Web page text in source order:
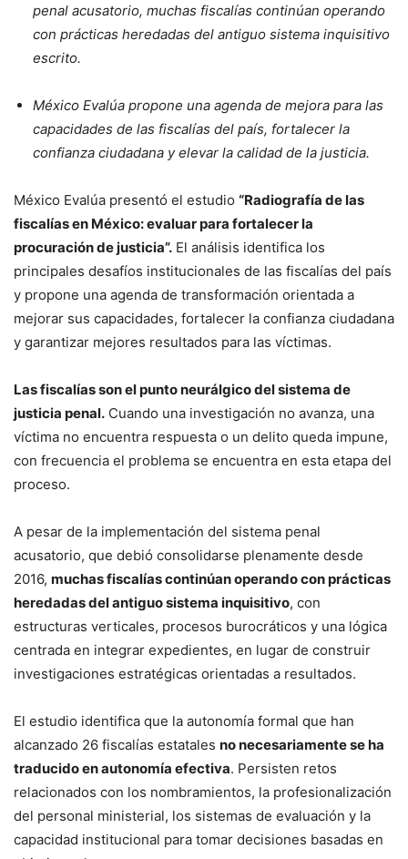
penal acusatorio, muchas fiscalías continúan operando
con prácticas heredadas del antiguo sistema inquisitivo
escrito.
México Evalúa propone una agenda de mejora para las
capacidades de las fiscalías del país, fortalecer la
confianza ciudadana y elevar la calidad de la justicia.
México Evalúa presentó el estudio “Radiografía de las
fiscalías en México: evaluar para fortalecer la
procuración de justicia”. El análisis identifica los
principales desafíos institucionales de las fiscalías del país
y propone una agenda de transformación orientada a
mejorar sus capacidades, fortalecer la confianza ciudadana
y garantizar mejores resultados para las víctimas.
Las fiscalías son el punto neurálgico del sistema de
justicia penal. Cuando una investigación no avanza, una
víctima no encuentra respuesta o un delito queda impune,
con frecuencia el problema se encuentra en esta etapa del
proceso.
A pesar de la implementación del sistema penal
acusatorio, que debió consolidarse plenamente desde
2016, muchas fiscalías continúan operando con prácticas
heredadas del antiguo sistema inquisitivo, con
estructuras verticales, procesos burocráticos y una lógica
centrada en integrar expedientes, en lugar de construir
investigaciones estratégicas orientadas a resultados.
El estudio identifica que la autonomía formal que han
alcanzado 26 fiscalías estatales no necesariamente se ha
traducido en autonomía efectiva. Persisten retos
relacionados con los nombramientos, la profesionalización
del personal ministerial, los sistemas de evaluación y la
capacidad institucional para tomar decisiones basadas en